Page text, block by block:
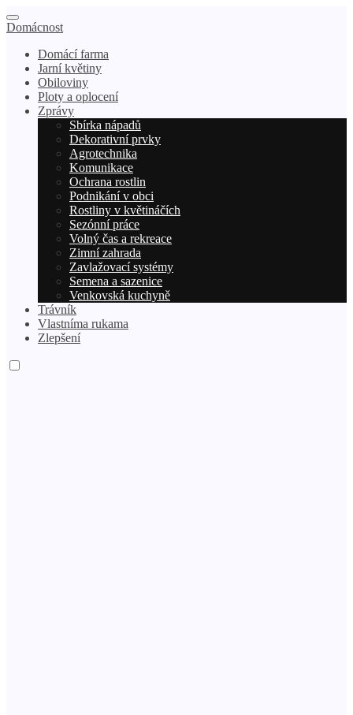
Domácnost
Domácí farma
Jarní květiny
Obiloviny
Ploty a oplocení
Zprávy
Sbírka nápadů
Dekorativní prvky
Agrotechnika
Komunikace
Ochrana rostlin
Podnikání v obci
Rostliny v květináčích
Sezónní práce
Volný čas a rekreace
Zimní zahrada
Zavlažovací systémy
Semena a sazenice
Venkovská kuchyně
Trávník
Vlastníma rukama
Zlepšení